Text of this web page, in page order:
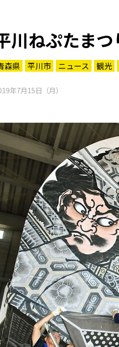
川ねぷたま
森県 平川市 ニュース 観光
年7月15日（月）
ト
ント
産
レジャー